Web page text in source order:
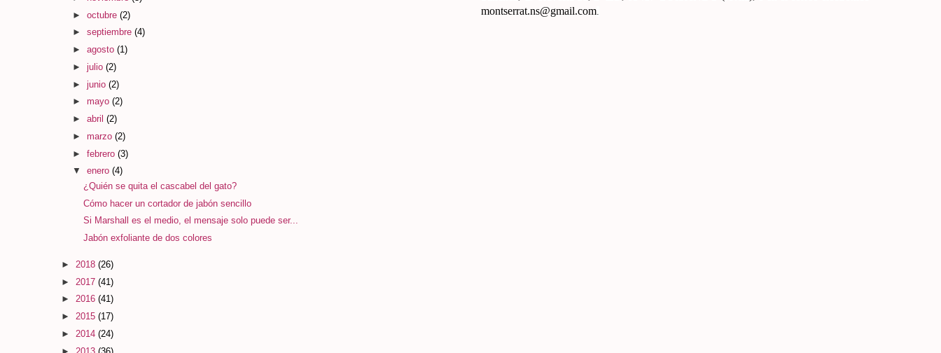
► octubre (2)
► septiembre (4)
► agosto (1)
► julio (2)
► junio (2)
► mayo (2)
► abril (2)
► marzo (2)
► febrero (3)
▼ enero (4)
¿Quién se quita el cascabel del gato?
Cómo hacer un cortador de jabón sencillo
Si Marshall es el medio, el mensaje solo puede ser...
Jabón exfoliante de dos colores
► 2018 (26)
► 2017 (41)
► 2016 (41)
► 2015 (17)
► 2014 (24)
montserrat.ns@gmail.com